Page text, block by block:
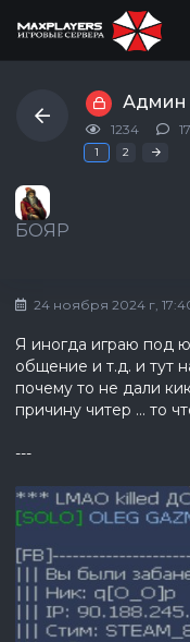
Админ
1234 17
1 2 »
БОЯР
24 ноября 2024 г,
Я иногда играю под
общение и т.д. и тут
почему то не дали
причину читер ... то
---